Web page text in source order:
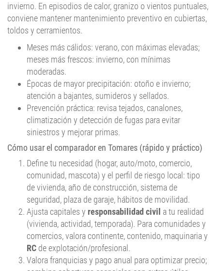
invierno. En episodios de calor, granizo o vientos puntuales,
conviene mantener mantenimiento preventivo en cubiertas,
toldos y cerramientos.
Meses más cálidos: verano, con máximas elevadas;
meses más frescos: invierno, con mínimas
moderadas.
Épocas de mayor precipitación: otoño e invierno;
atención a bajantes, sumideros y sellados.
Prevención práctica: revisa tejados, canalones,
climatización y detección de fugas para evitar
siniestros y mejorar primas.
Cómo usar el comparador en Tomares (rápido y práctico)
Define tu necesidad (hogar, auto/moto, comercio,
comunidad, mascota) y el perfil de riesgo local: tipo
de vivienda, año de construcción, sistema de
seguridad, plaza de garaje, hábitos de movilidad.
Ajusta capitales y responsabilidad civil a tu realidad
(vivienda, actividad, temporada). Para comunidades y
comercios, valora continente, contenido, maquinaria y
RC de explotación/profesional.
Valora franquicias y pago anual para optimizar precio;